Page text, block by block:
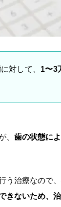
に対して、 1〜3
、 歯の状態に
う治療なので
ないため、